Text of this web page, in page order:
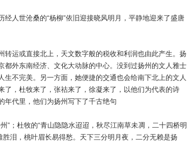
人世沧桑的“杨柳”依旧迎接晓风明月，平静地迎来了盛唐
运或直接北上，天文数字般的税收和利润也由此产生。扬
都外东南经济、文化大动脉的中心。没到过扬州的文人雅士
不完美。另一方面，她便捷的交通也会给南下北上的文人
了，杜牧来了，张祜来了，徐凝来了，以他们为代表的诗
年代里，他们为扬州写下了千古绝句
；杜牧的“青山隐隐水迢迢，秋尽江南草未凋，二十四桥明
胜泪，桃叶眉长易得愁。天下三分明月夜，二分无赖是扬